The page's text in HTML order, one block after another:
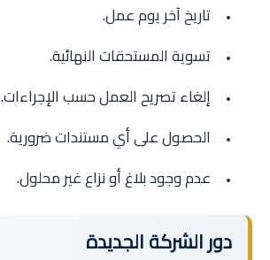
تاريخ آخر يوم عمل.
تسوية المستحقات النهائية.
إلغاء تصريح العمل حسب الإجراءات.
الحصول على أي مستندات ضرورية.
عدم وجود بلاغ أو نزاع غير محلول.
دور الشركة الجديدة